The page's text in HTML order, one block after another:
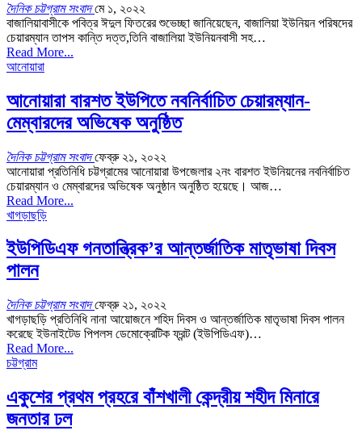
দৈনিক চট্টগ্রাম সংবাদমে ১, ২০২২
বাজালিয়াবাসীকে পবিত্র ঈদুল ফিতরের শুভেচ্ছা জানিয়েছেন, বাজালিয়া ইউনিয়ন পরিষদের
চেয়ারম্যান তাপস কান্তি দত্ত,তিনি বাজালিয়া ইউনিয়নবাসী সহ…
Read More...
আনোয়ারা
আনোয়ারা বারশত ইউপিতে নবনির্বাচিত চেয়ারম্যান-
মেম্বারদের অভিষেক অনুষ্ঠিত
দৈনিক চট্টগ্রাম সংবাদফেব্রু ২১, ২০২২
আনোয়ারা প্রতিনিধি চট্টগ্রামের আনোয়ারা উপজেলার ২নং বারশত ইউনিয়নের নবনির্বাচিত
চেয়ারম্যান ও মেম্বারদের অভিষেক অনুষ্ঠান অনুষ্ঠিত হয়েছে। আজ…
Read More...
খাগড়াছড়ি
ইউপিডিএফ গনতান্ত্রিক’র আন্তর্জাতিক মাতৃভাষা দিবস
পালন
দৈনিক চট্টগ্রাম সংবাদফেব্রু ২১, ২০২২
খাগড়াছড়ি প্রতিনিধি নানা আয়োজনে শহিদ দিবস ও আন্তর্জাতিক মাতৃভাষা দিবস পালন
করেছে ইউনাইটেড পিপলস ডেমোক্রেটিক ফ্রন্ট (ইউপিডিএফ)…
Read More...
চট্টগ্রাম
একুশের প্রথম প্রহরে বাঁশখালী কেন্দ্রীয় শহীদ মিনারে
জনতার ঢল